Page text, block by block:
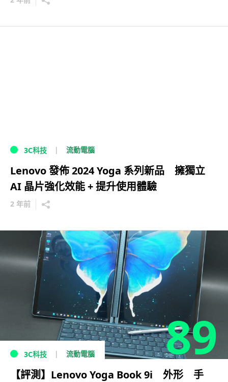
3C科技 流動電腦
Lenovo 發佈 2024 Yoga 系列新品 擁獨立
AI 晶片強化效能 + 提升使用體驗
2 年前
89
3C科技 流動電腦
【評測】Lenovo Yoga Book 9i 外形 手